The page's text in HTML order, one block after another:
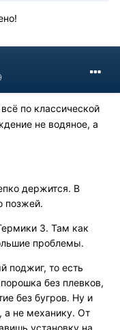
по классической
не водяное, а
держится. В
позжей.
3. Там как
проблемы.
поджиг, то есть
без плевков,
без бугров. Ну и
а не механику. От
установку на